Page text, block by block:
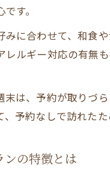
す。
みに合わせて、和食
レルギー対応の有無
は、予約が取りづ
予約なしで訪れた
ンの特徴とは